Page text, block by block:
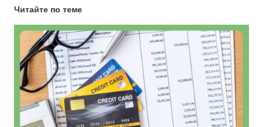
Читайте по теме